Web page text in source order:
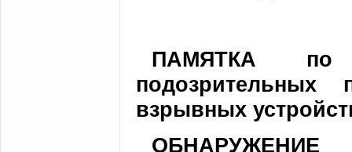
ПАМЯТКА по
взрывных